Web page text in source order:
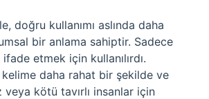
doğru kullanımı aslında daha
bir anlama sahiptir. Sadece
ifade etmek için kullanılırdı.
daha rahat bir şekilde ve
kötü tavırlı insanlar için